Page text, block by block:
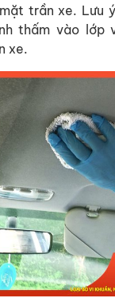
trần xe. Lưu
thấm vào lớp
xe.